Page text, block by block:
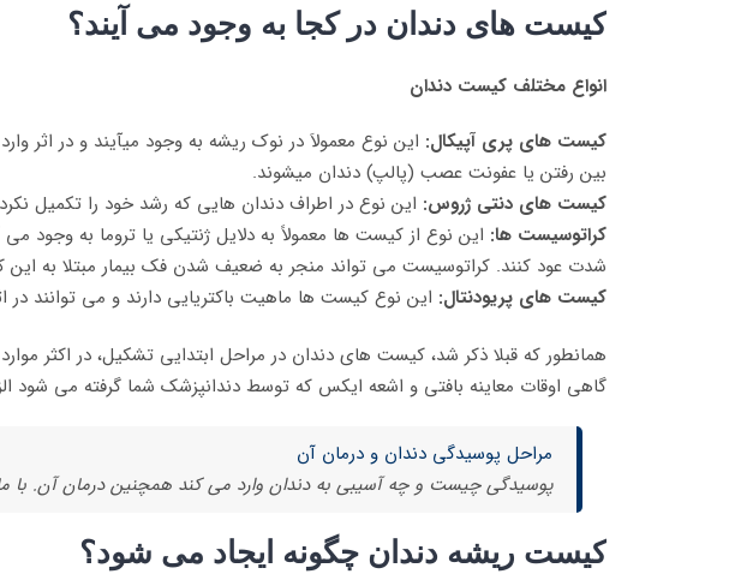
کیست های دندان در کجا به وجود می­ آیند؟
انواع مختلف کیست دندان
کیست های پری آپیکال: این نوع معمولاَ در نوک ریشه به وجود می­آیند و در اثر
بین رفتن یا عفونت عصب (پالپ) دندان می­شوند.
کیست های دنتی ژروس: این نوع در اطراف دندان هایی که رشد خود را تکمیل
کراتوسیست ها: این نوع از کیست ها معمولاً به دلایل ژنتیکی یا تروما به
شدت عود کنند. کراتوسیست می تواند منجر به ضعیف شدن فک بیمار مبتلا به
کیست های پریودنتال: این نوع کیست ها ماهیت باکتریایی دارند و می توانند در
همانطور که قبلا ذکر شد، کیست های دندان در مراحل ابتدایی تشکیل، در اکثر
گاهی اوقات معاینه بافتی و اشعه ایکس که توسط دندانپزشک شما گرفته می شود
مراحل پوسیدگی دندان و درمان آن
پوسیدگی چیست و چه آسیبی به دندان وارد می کند همچنین درمان آن. با
کیست ریشه دندان چگونه ایجاد می شود؟